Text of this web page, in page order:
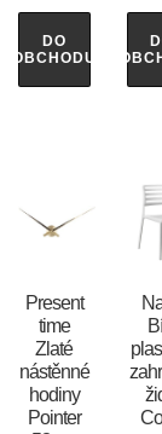
DO
OBCHODU
Present
time
Zlaté
nástěnné
hodiny
Pointer